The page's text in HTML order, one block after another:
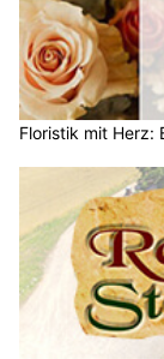
Floristik mit Herz: